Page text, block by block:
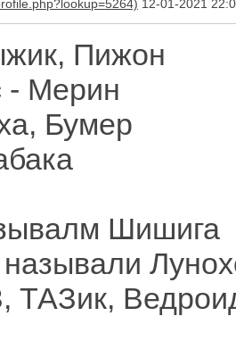
12-01-2021
Пижон
- Мерин
Бумер
Шишига
ТАЗик,